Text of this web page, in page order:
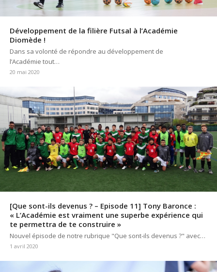
Développement de la filière Futsal à l’Académie
Diomède !
Dans sa volonté de répondre au développement de
l’Académie tout…
20 mai 2020
[Que sont-ils devenus ? – Episode 11] Tony Baronce :
« L’Académie est vraiment une superbe expérience qui
te permettra de te construire »
Nouvel épisode de notre rubrique "Que sont-ils devenus ?" avec…
1 avril 2020